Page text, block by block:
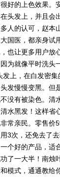
好的上色效果。
头发上，并且会
人的认可，赵本
国医，都亲身试
也让更多用户放
为就像平时洗头
上，在白发密
发慢慢变黑。但
没有被染色。清
水黑发！这样省
常亲民。零售价
3次，还免去了
个好的产品，适
了一大半！南烛
模式，通通教给